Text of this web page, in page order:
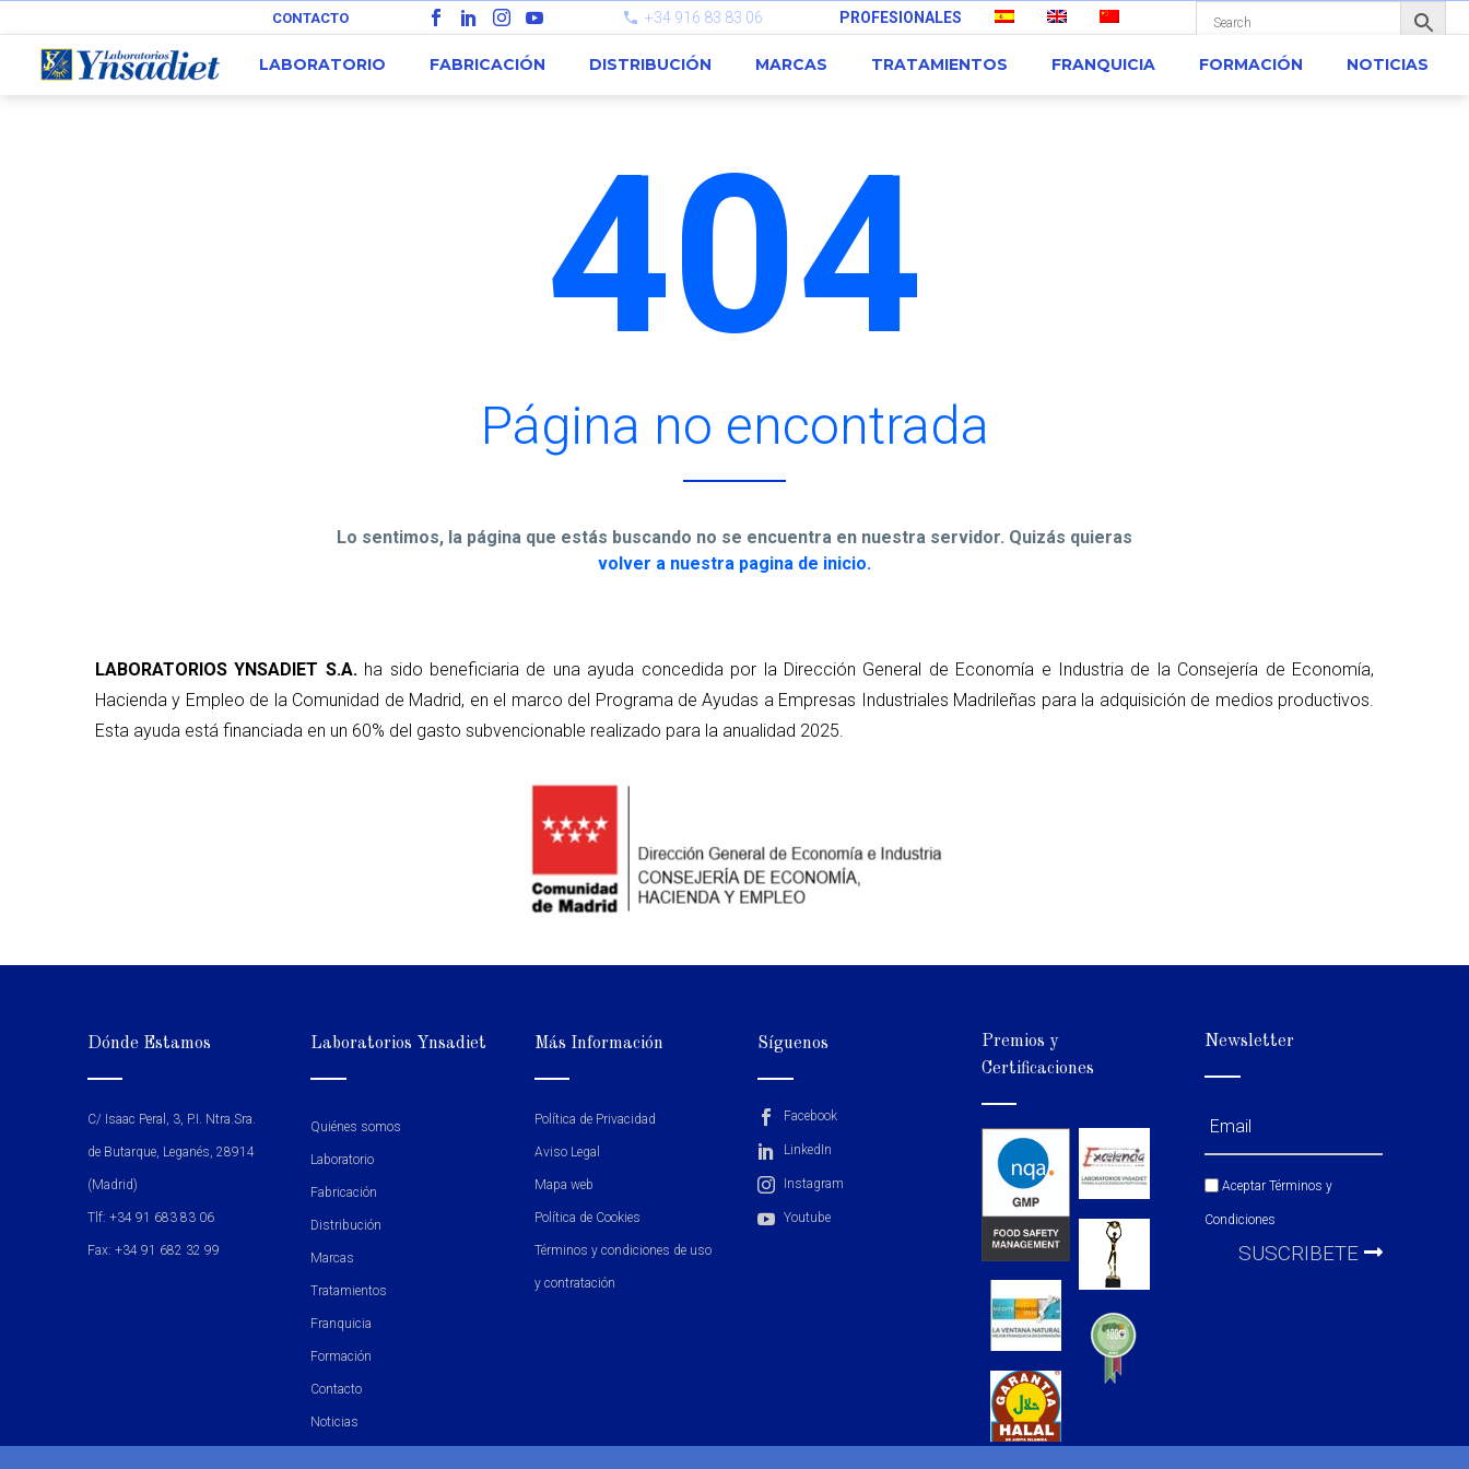
CONTACTO +34 916 83 83 06 PROFESIONALES
LABORATORIO FABRICACIÓN DISTRIBUCIÓN MARCAS TRATAMIENTOS FRANQUICIA FORMACIÓN NOTICIAS
404
Página no encontrada
Lo sentimos, la página que estás buscando no se encuentra en nuestra servidor. Quizás quieras
volver a nuestra pagina de inicio.
LABORATORIOS YNSADIET S.A.ha sido beneficiaria de una ayuda concedida por la Dirección General de Economía e Industria de la Consejería de Economía,
Hacienda y Empleo de la Comunidad de Madrid, en el marco del Programa de Ayudas a Empresas Industriales Madrileñas para la adquisición de medios productivos.
Esta ayuda está financiada en un 60% del gasto subvencionable realizado para la anualidad 2025.
Dónde Estamos
C/ Isaac Peral, 3, P.I. Ntra.Sra.
de Butarque, Leganés, 28914
(Madrid)
Tlf: +34 91 683 83 06
Fax: +34 91 682 32 99
Laboratorios Ynsadiet
Quiénes somos
Laboratorio
Fabricación
Distribución
Marcas
Tratamientos
Franquicia
Formación
Contacto
Noticias
Más Información
Política de Privacidad
Aviso Legal
Mapa web
Política de Cookies
Términos y condiciones de uso
y contratación
Síguenos
Facebook
LinkedIn
Instagram
Youtube
Premios y
Certificaciones
Newsletter
Aceptar Términos y
Condiciones
SUSCRIBETE